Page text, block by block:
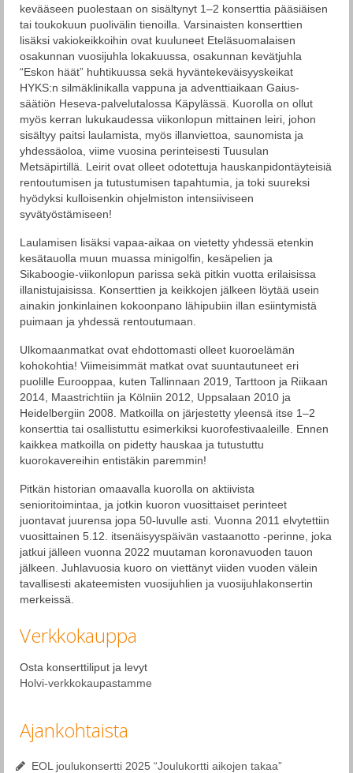
EOL seniorit
kevääseen puolestaan on sisältynyt 1–2 konserttia pääsiäisen
tai toukokuun puolivälin tienoilla. Varsinaisten konserttien
lisäksi vakiokeikkoihin ovat kuuluneet Eteläsuomalaisen
osakunnan vuosijuhla lokakuussa, osakunnan kevätjuhla
“Eskon häät” huhtikuussa sekä hyväntekeväisyyskeikat
HYKS:n silmäklinikalla vappuna ja adventtiaikaan Gaius-
säätiön Heseva-palvelutalossa Käpylässä. Kuorolla on ollut
myös kerran lukukaudessa viikonlopun mittainen leiri, johon
sisältyy paitsi laulamista, myös illanviettoa, saunomista ja
yhdessäoloa, viime vuosina perinteisesti Tuusulan
Metsäpirtillä. Leirit ovat olleet odotettuja hauskanpidontäyteisiä
rentoutumisen ja tutustumisen tapahtumia, ja toki suureksi
hyödyksi kulloisenkin ohjelmiston intensiiviseen
syvätyöstämiseen!
Laulamisen lisäksi vapaa-aikaa on vietetty yhdessä etenkin
kesätauolla muun muassa minigolfin, kesäpelien ja
Sikaboogie-viikonlopun parissa sekä pitkin vuotta erilaisissa
illanistujaisissa. Konserttien ja keikkojen jälkeen löytää usein
ainakin jonkinlainen kokoonpano lähipubiin illan esiintymistä
puimaan ja yhdessä rentoutumaan.
Ulkomaanmatkat ovat ehdottomasti olleet kuoroelämän
kohokohtia! Viimeisimmät matkat ovat suuntautuneet eri
puolille Eurooppaa, kuten Tallinnaan 2019, Tarttoon ja Riikaan
2014, Maastrichtiin ja Kölniin 2012, Uppsalaan 2010 ja
Heidelbergiin 2008. Matkoilla on järjestetty yleensä itse 1–2
konserttia tai osallistuttu esimerkiksi kuorofestivaaleille. Ennen
kaikkea matkoilla on pidetty hauskaa ja tutustuttu
kuorokavereihin entistäkin paremmin!
Pitkän historian omaavalla kuorolla on aktiivista
senioritoimintaa, ja jotkin kuoron vuosittaiset perinteet
juontavat juurensa jopa 50-luvulle asti. Vuonna 2011 elvytettiin
vuosittainen 5.12. itsenäisyyspäivän vastaanotto -perinne, joka
jatkui jälleen vuonna 2022 muutaman koronavuoden tauon
jälkeen. Juhlavuosia kuoro on viettänyt viiden vuoden välein
tavallisesti akateemisten vuosijuhlien ja vuosijuhlakonsertin
merkeissä.
Verkkokauppa
Osta konserttiliput ja levyt
Holvi-verkkokaupastamme
Ajankohtaista
EOL joulukonsertti 2025 “Joulukortti aikojen takaa”